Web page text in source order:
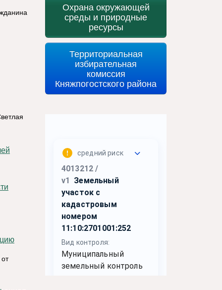
Охрана окружающей
среды и природные
ресурсы
Территориальная
избирательная
комиссия
Княжпогостского района